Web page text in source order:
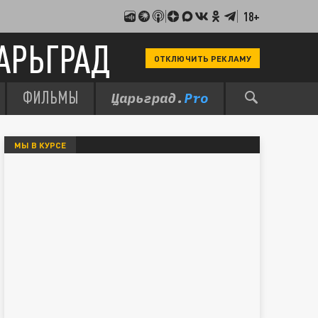
18+
ОТКЛЮЧИТЬ РЕКЛАМУ
ФИЛЬМЫ
МЫ В КУРСЕ